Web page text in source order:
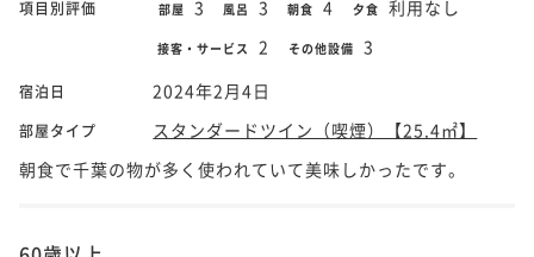
項目別評価 部屋 3 風呂 3 朝食 4 夕食 利用なし
接客・サービス 2 その他設備 3
宿泊日 2024年2月4日
部屋タイプ
スタンダードツイン（喫煙）【25.4㎡】
朝食で千葉の物が多く使われていて美味しかったです。